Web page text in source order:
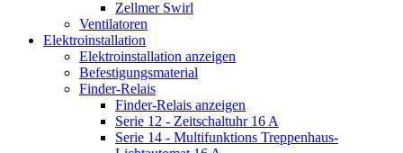
Zellmer Swirl
Ventilatoren
Elektroinstallation
Elektroinstallation anzeigen
Befestigungsmaterial
Finder-Relais
Finder-Relais anzeigen
Serie 12 - Zeitschaltuhr 16 A
Serie 14 - Multifunktions Treppenhaus-